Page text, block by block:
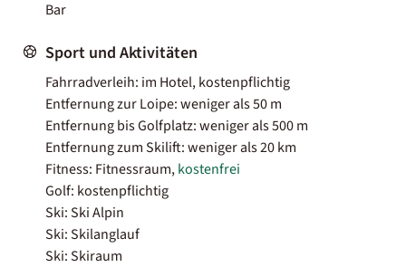
Bar
Sport und Aktivitäten
Fahrradverleih: im Hotel, kostenpflichtig
Entfernung zur Loipe: weniger als 50 m
Entfernung bis Golfplatz: weniger als 500 m
Entfernung zum Skilift: weniger als 20 km
Fitness: Fitnessraum,kostenfrei
Golf: kostenpflichtig
Ski: Ski Alpin
Ski: Skilanglauf
Ski: Skiraum